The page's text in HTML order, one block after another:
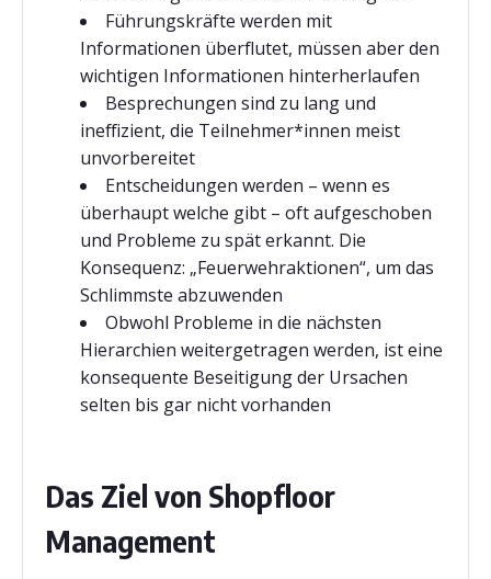
Führungskräfte werden mit
Informationen überflutet, müssen aber den
wichtigen Informationen hinterherlaufen
Besprechungen sind zu lang und
ineffizient, die Teilnehmer*innen meist
unvorbereitet
Entscheidungen werden – wenn es
überhaupt welche gibt – oft aufgeschoben
und Probleme zu spät erkannt. Die
Konsequenz: „Feuerwehraktionen“, um das
Schlimmste abzuwenden
Obwohl Probleme in die nächsten
Hierarchien weitergetragen werden, ist eine
konsequente Beseitigung der Ursachen
selten bis gar nicht vorhanden
Das Ziel von Shopfloor
Management